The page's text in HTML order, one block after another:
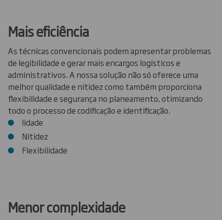
Mais eficiência
As técnicas convencionais podem apresentar problemas
de legibilidade e gerar mais encargos logísticos e
administrativos. A nossa solução não só oferece uma
melhor qualidade e nitidez como também proporciona
flexibilidade e segurança no planeamento, otimizando
todo o processo de codificação e identificação.
lidade
Nitidez
Flexibilidade
Menor complexidade